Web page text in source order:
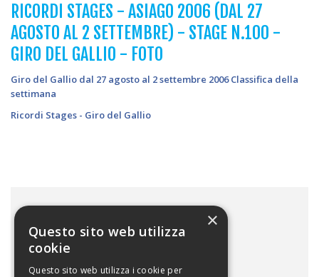
RICORDI STAGES - ASIAGO 2006 (DAL 27
AGOSTO AL 2 SETTEMBRE) - STAGE N.100 -
GIRO DEL GALLIO - FOTO
Giro del Gallio dal 27 agosto al 2 settembre 2006 Classifica della
settimana
Ricordi Stages - Giro del Gallio
×
Questo sito web utilizza
cookie
Questo sito web utilizza i cookie per